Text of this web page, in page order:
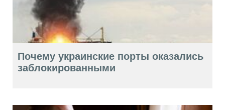
Почему украинские порты оказались
заблокированными